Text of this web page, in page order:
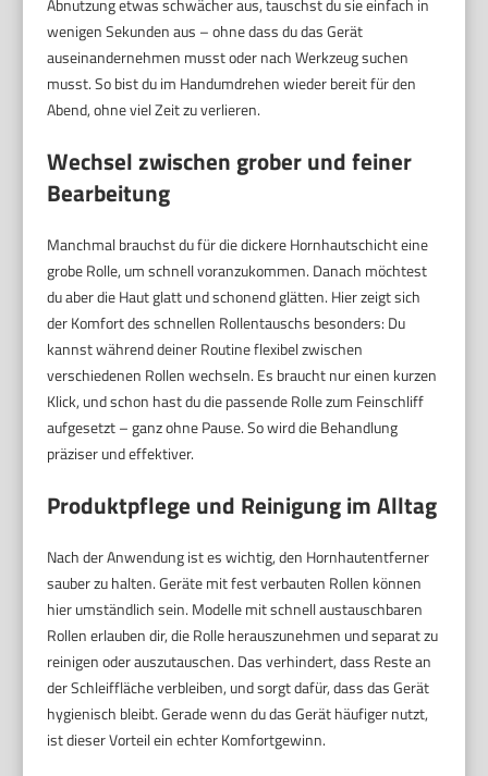
Abnutzung etwas schwächer aus, tauschst du sie einfach in
wenigen Sekunden aus – ohne dass du das Gerät
auseinandernehmen musst oder nach Werkzeug suchen
musst. So bist du im Handumdrehen wieder bereit für den
Abend, ohne viel Zeit zu verlieren.
Wechsel zwischen grober und feiner
Bearbeitung
Manchmal brauchst du für die dickere Hornhautschicht eine
grobe Rolle, um schnell voranzukommen. Danach möchtest
du aber die Haut glatt und schonend glätten. Hier zeigt sich
der Komfort des schnellen Rollentauschs besonders: Du
kannst während deiner Routine flexibel zwischen
verschiedenen Rollen wechseln. Es braucht nur einen kurzen
Klick, und schon hast du die passende Rolle zum Feinschliff
aufgesetzt – ganz ohne Pause. So wird die Behandlung
präziser und effektiver.
Produktpflege und Reinigung im Alltag
Nach der Anwendung ist es wichtig, den Hornhautentferner
sauber zu halten. Geräte mit fest verbauten Rollen können
hier umständlich sein. Modelle mit schnell austauschbaren
Rollen erlauben dir, die Rolle herauszunehmen und separat zu
reinigen oder auszutauschen. Das verhindert, dass Reste an
der Schleiffläche verbleiben, und sorgt dafür, dass das Gerät
hygienisch bleibt. Gerade wenn du das Gerät häufiger nutzt,
ist dieser Vorteil ein echter Komfortgewinn.